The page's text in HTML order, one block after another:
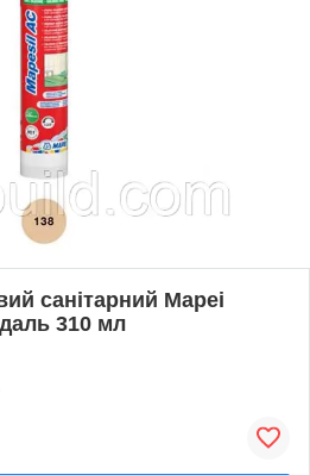
санітарний Mapei
310 мл